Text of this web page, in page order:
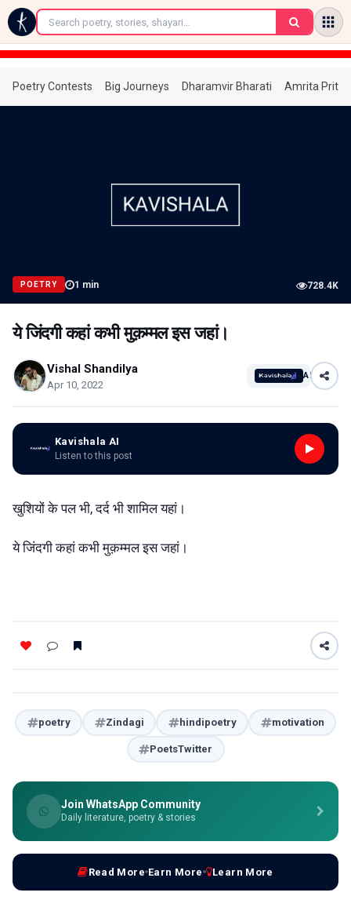
←
Poetry Contests Big Journeys Dharamvir Bharati Amrita
POETRY 1 min 728.4K
ये जिंदगी कहां कभी मुक़म्मल इस जहां।
Vishal Shandilya
Apr 10, 2022
AI
Kavishala AI
Listen to this post
खुशियों के पल भी, दर्द भी शामिल यहां।
ये जिंदगी कहां कभी मुक़म्मल इस जहां।
poetry Zindagi hindipoetry motivation
PoetsTwitter
Join WhatsApp Community
Daily literature, poetry & stories
Read More Earn More Learn More